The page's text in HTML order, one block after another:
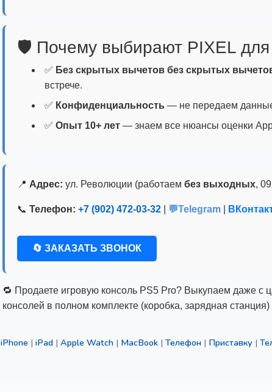
🛡️ Почему выбирают PIXEL для
✅ Без скрытых вычетов без скрытых
встрече.
✅ Конфиденциальность — не передаем
✅ Опыт 10+ лет — знаем все нюансы оценки
📍 Адрес: ул. Революции (работаем без выходных,
📞 Телефон: +7 (902) 472-03-32 💬Telegram
🔄 ЗАКАЗАТЬ ЗВОНОК
🔁 Продаете игровую консоль PS5 Pro? Выкупаем даже с
консолей в полном комплекте (коробка, зарядная
iPhone | iPad| Apple Watch| MacBook| Телефон| Приставку|